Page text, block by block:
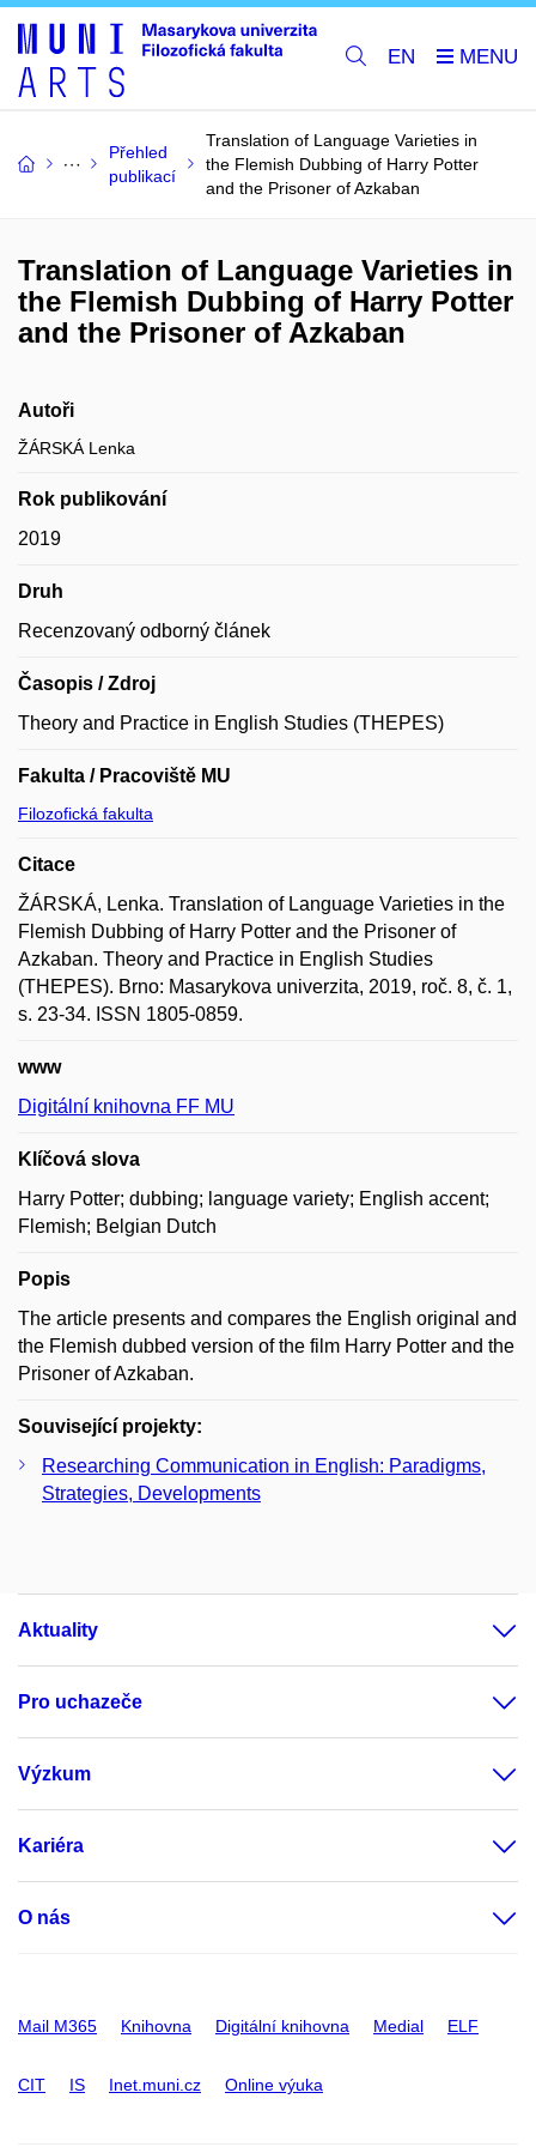
EN
Přehled
publikací
Translation of Language Varieties in
the Flemish Dubbing of Harry Potter
and the Prisoner of Azkaban
Translation of Language Varieties in
the Flemish Dubbing of Harry Potter
and the Prisoner of Azkaban
Autoři
ŽÁRSKÁ Lenka
Rok publikování
2019
Druh
Recenzovaný odborný článek
Časopis / Zdroj
Theory and Practice in English Studies (THEPES)
Fakulta / Pracoviště MU
Filozofická fakulta
Citace
ŽÁRSKÁ, Lenka. Translation of Language Varieties in the
Flemish Dubbing of Harry Potter and the Prisoner of
Azkaban. Theory and Practice in English Studies
(THEPES). Brno: Masarykova univerzita, 2019, roč. 8, č. 1,
s. 23-34. ISSN 1805-0859.
www
Digitální knihovna FF MU
Klíčová slova
Harry Potter; dubbing; language variety; English accent;
Flemish; Belgian Dutch
Popis
The article presents and compares the English original and
the Flemish dubbed version of the film Harry Potter and the
Prisoner of Azkaban.
Související projekty:
Researching Communication in English: Paradigms,
Strategies, Developments
Aktuality
Pro uchazeče
Výzkum
Kariéra
O nás
Mail M365 Knihovna Digitální knihovna Medial ELF
CIT IS Inet.muni.cz Online výuka